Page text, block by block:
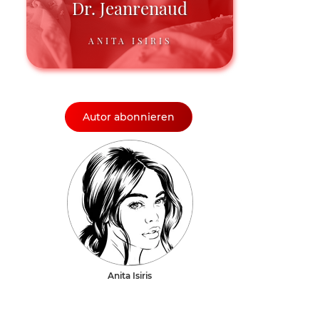
Dr. Jeanrenaud
ANITA ISIRIS
Autor abonnieren
Anita Isiris